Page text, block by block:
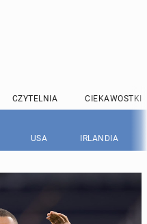
CZYTELNIA CIEKAWOSTKI
USA IRLANDIA